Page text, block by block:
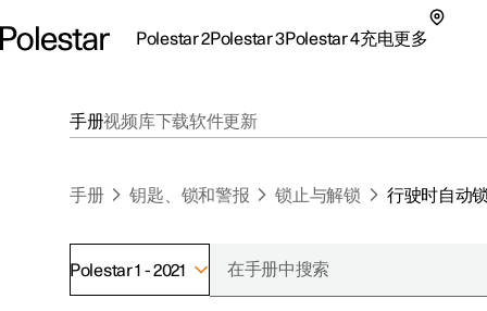
Polestar 2Polestar 3Polestar 4充电更多
手册视频库下载软件更新
手册 钥匙、锁和警报 锁止与解锁 行驶时自动
Polestar 1 - 2021